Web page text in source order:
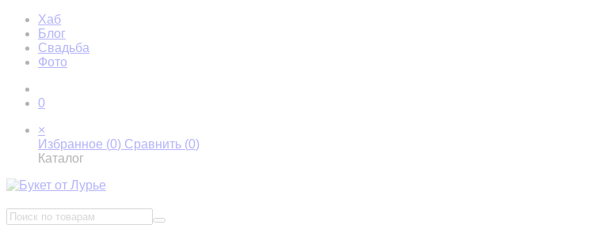
Хаб
Блог
Свадьба
Фото
0
×
Избранное (0) Сравнить (0)
Каталог